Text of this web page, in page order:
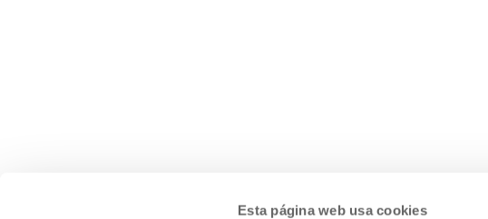
Esta página web usa cookies